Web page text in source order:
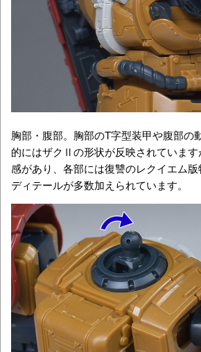
胸部・腹部。胸部のT字型装甲や腹部の
的にはザクⅡの形状が反映されています
感があり、各部には復讐のレクイエム
ディテールが多数加えられています。